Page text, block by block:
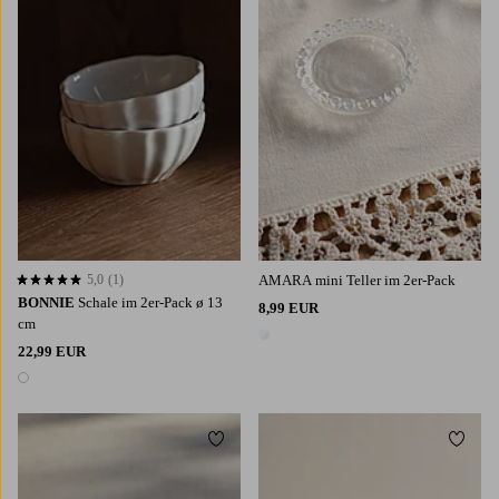
BONNIE Schale im 2er-Pack ø 13
cm
22,99 EUR
1 Farbe
5,0 basierend auf 1 Bewertungen
5,0 (1)
AMARA mini Teller im 2er-Pack
8,99 EUR
Zu Favoriten hinzufügen Zu